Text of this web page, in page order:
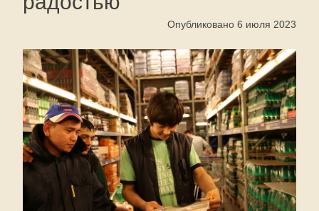
Опубликовано 6 июля 2023